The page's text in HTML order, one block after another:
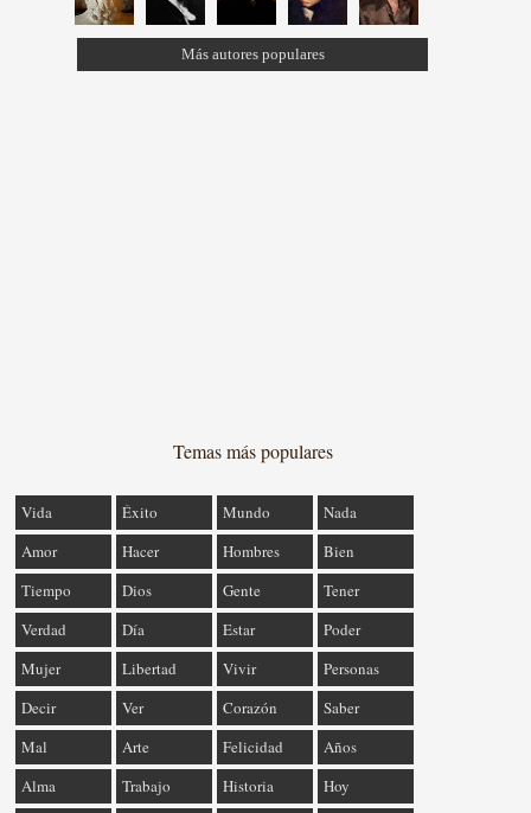
Más autores populares
Temas más populares
Vida Éxito Mundo
Nada
Amor
Hacer Hombres
Bien
Tiempo
Dios Gente
Tener
Verdad
Día Estar
Poder
Mujer
Libertad Vivir
Personas
Decir
Ver Corazón
Saber
Mal
Arte Felicidad
Años
Alma
Trabajo Historia Hoy